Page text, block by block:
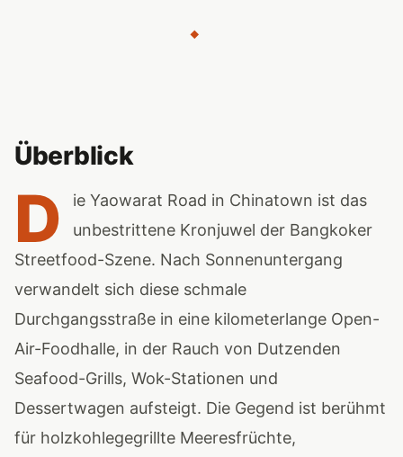
◆
Überblick
D
ie Yaowarat Road in Chinatown ist das
unbestrittene Kronjuwel der Bangkoker
Streetfood-Szene. Nach Sonnenuntergang
verwandelt sich diese schmale
Durchgangsstraße in eine kilometerlange Open-
Air-Foodhalle, in der Rauch von Dutzenden
Seafood-Grills, Wok-Stationen und
Dessertwagen aufsteigt. Die Gegend ist berühmt
für holzkohlegegrillte Meeresfrüchte,